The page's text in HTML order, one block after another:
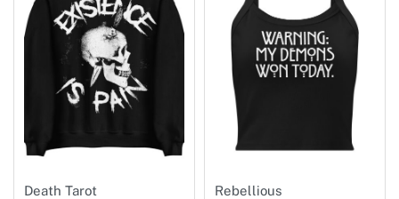
Death Tarot Rebellious